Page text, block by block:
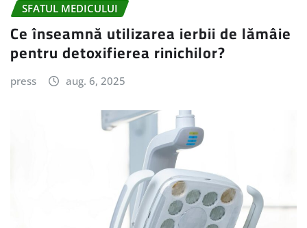
SFATUL MEDICULUI
Ce înseamnă utilizarea ierbii de lămâie
pentru detoxifierea rinichilor?
press aug. 6, 2025